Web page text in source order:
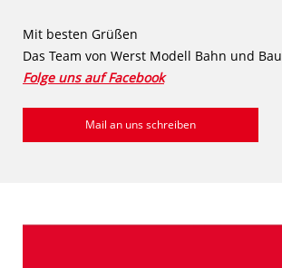
Mit besten Grüßen
Das Team von Werst Modell Bahn und Bau
Folge uns auf Facebook
Mail an uns schreiben